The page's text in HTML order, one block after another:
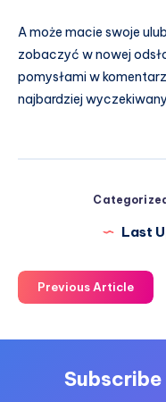
A może macie swoje
zobaczyć w nowej
pomysłami w
najbardziej
Last
Previous Article